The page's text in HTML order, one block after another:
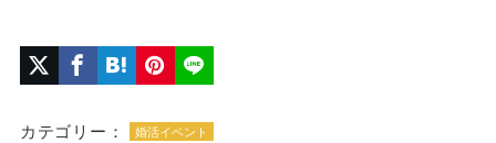
カテゴリー： 婚活イベント